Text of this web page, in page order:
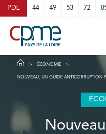
PDL 44 49 53 72
ÉCONOMIE
NOUVEAU, UN GUIDE ANTICORRUPTION
Cookies management panel